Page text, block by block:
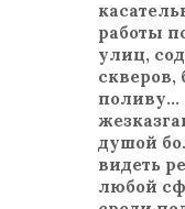
работы
улиц,
скверов,
поливу…
душой
видеть
любой